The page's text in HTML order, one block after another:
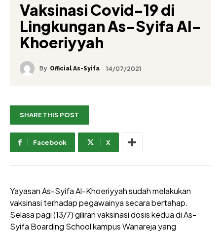
Vaksinasi Covid-19 di
Lingkungan As-Syifa Al-
Khoeriyyah
By Official As-Syifa 14/07/2021
SHARE THIS POST
Facebook X
Yayasan As-Syifa Al-Khoeriyyah sudah melakukan
vaksinasi terhadap pegawainya secara bertahap.
Selasa pagi (13/7) giliran vaksinasi dosis kedua di As-
Syifa Boarding School kampus Wanareja yang